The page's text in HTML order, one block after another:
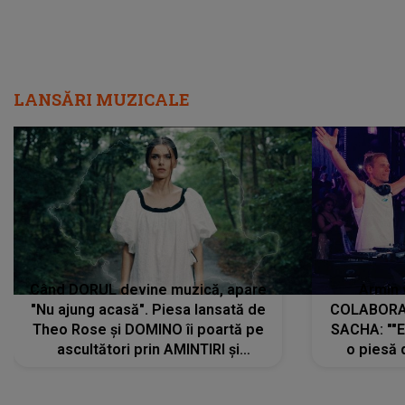
LANSĂRI MUZICALE
Când DORUL devine muzică, apare
"Nu ajung acasă". Piesa lansată de
Theo Rose și DOMINO îi poartă pe
ascultători prin AMINTIRI și
SACHA:
o piesă